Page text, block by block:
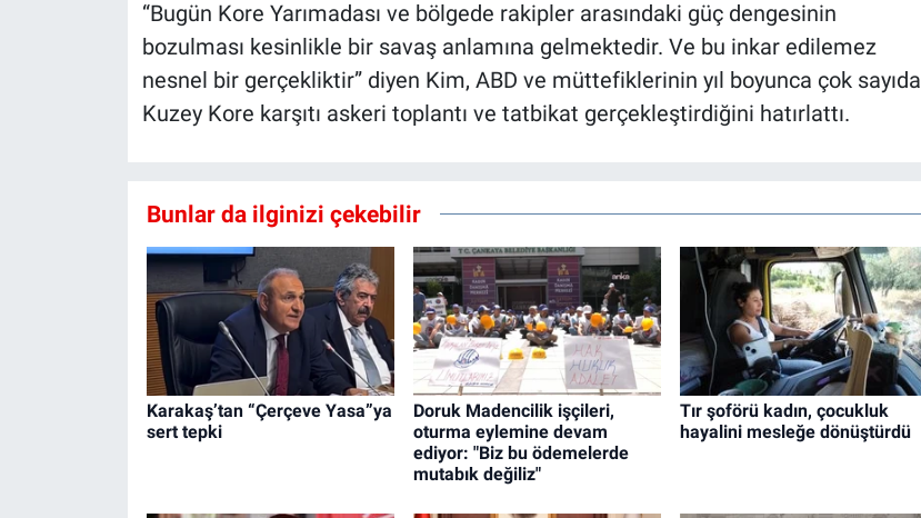
“Bugün Kore Yarımadası ve bölgede rakipler arasındaki güç dengesinin
bozulması kesinlikle bir savaş anlamına gelmektedir. Ve bu inkar edilemez
nesnel bir gerçekliktir” diyen Kim, ABD ve müttefiklerinin yıl boyunca çok sayıda
Kuzey Kore karşıtı askeri toplantı ve tatbikat gerçekleştirdiğini hatırlattı.
Bunlar da ilginizi çekebilir
Karakaş’tan “Çerçeve Yasa”ya
sert tepki
Doruk Madencilik işçileri,
oturma eylemine devam
ediyor: "Biz bu ödemelerde
mutabık değiliz"
Tır şoförü kadın, çocukluk
hayalini mesleğe dönüştürdü